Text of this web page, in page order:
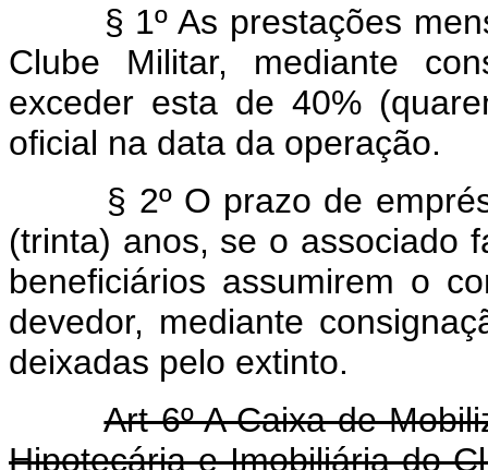
§ 1º As prestações
Clube Militar, mediante
exceder esta de 40%
oficial na data da operação.
§ 2º O prazo de
(trinta) anos, se o associado
beneficiários assumirem o
devedor, mediante
deixadas pelo extinto.
Art 6º A Caixa de
Hipotecária e Imobiliária do